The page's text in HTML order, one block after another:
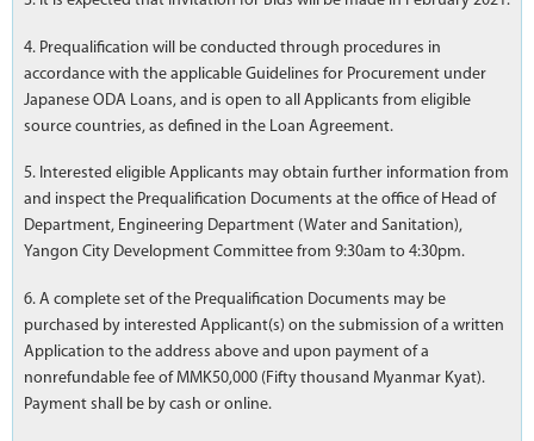
4. Prequalification will be conducted through procedures in
accordance with the applicable Guidelines for Procurement under
Japanese ODA Loans, and is open to all Applicants from eligible
source countries, as defined in the Loan Agreement.
5. Interested eligible Applicants may obtain further information from
and inspect the Prequalification Documents at the office of Head of
Department, Engineering Department (Water and Sanitation),
Yangon City Development Committee from 9:30am to 4:30pm.
6. A complete set of the Prequalification Documents may be
purchased by interested Applicant(s) on the submission of a written
Application to the address above and upon payment of a
nonrefundable fee of MMK50,000 (Fifty thousand Myanmar Kyat).
Payment shall be by cash or online.